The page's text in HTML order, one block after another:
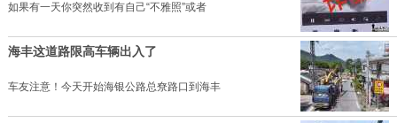
如果有一天你突然收到有自己“不雅照”或者
海丰这道路限高车辆出入了
车友注意！今天开始海银公路总尞路口到海丰